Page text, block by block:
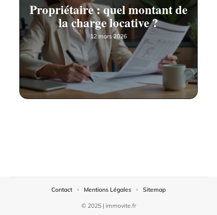
Propriétaire : quel montant de
la charge locative ?
12 mars 2026
© 2025 | immovite.fr
Contact Mentions Légales Sitemap